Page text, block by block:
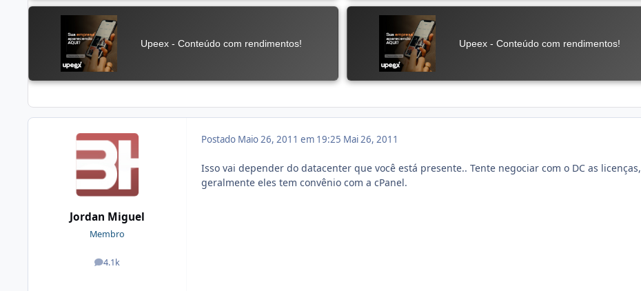
Jordan Miguel
Membro
4.1k
posts
Postado Maio 26, 2011 em 19:25 Mai 26, 2011
Isso vai depender do datacenter que você está presente.. Tente negociar com o DC as licenças,
geralmente eles tem convênio com a cPanel.